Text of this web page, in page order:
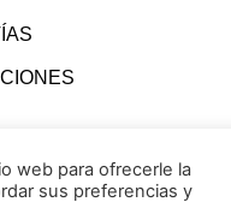
web para ofrecerle la
sus preferencias y